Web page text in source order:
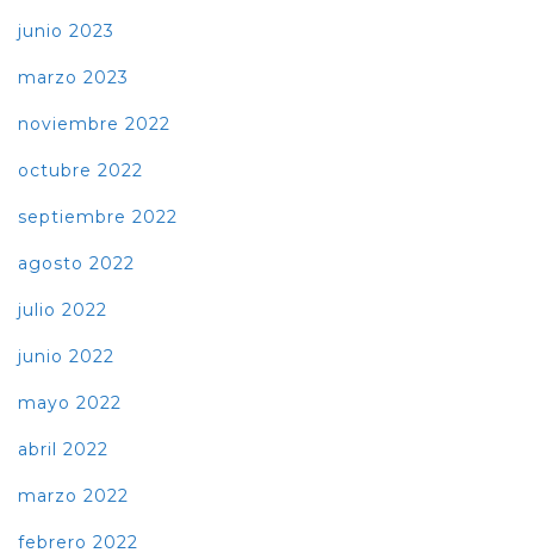
junio 2023
marzo 2023
noviembre 2022
octubre 2022
septiembre 2022
agosto 2022
julio 2022
junio 2022
mayo 2022
abril 2022
marzo 2022
febrero 2022